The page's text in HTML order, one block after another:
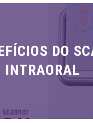
DO
INTRAORAL